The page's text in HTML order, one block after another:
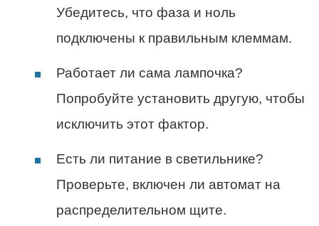
Убедитесь, что фаза и ноль
подключены к правильным клеммам.
Работает ли сама лампочка?
Попробуйте установить другую, чтобы
исключить этот фактор.
Есть ли питание в светильнике?
Проверьте, включен ли автомат на
распределительном щите.